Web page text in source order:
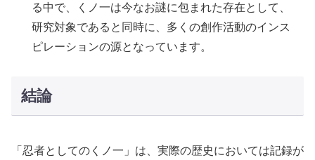
る中で、くノ一は今なお謎に包まれた存在として、
研究対象であると同時に、多くの創作活動のインス
ピレーションの源となっています。
結論
「忍者としてのくノ一」は、実際の歴史においては記録が